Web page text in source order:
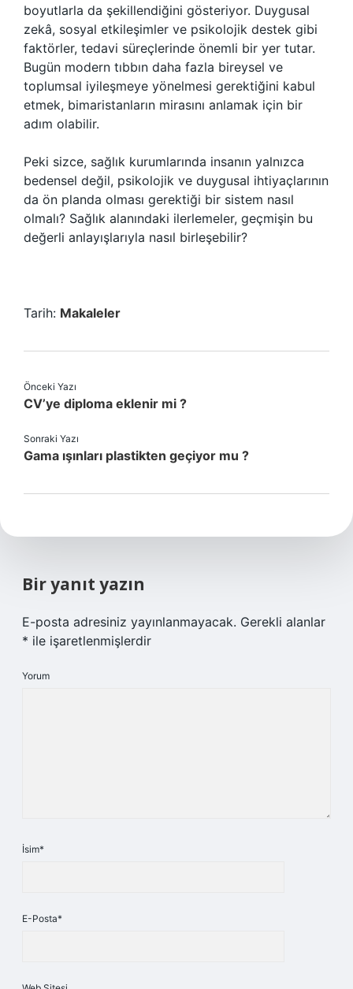
boyutlarla da şekillendiğini gösteriyor. Duygusal
zekâ, sosyal etkileşimler ve psikolojik destek gibi
faktörler, tedavi süreçlerinde önemli bir yer tutar.
Bugün modern tıbbın daha fazla bireysel ve
toplumsal iyileşmeye yönelmesi gerektiğini kabul
etmek, bimaristanların mirasını anlamak için bir
adım olabilir.
Peki sizce, sağlık kurumlarında insanın yalnızca
bedensel değil, psikolojik ve duygusal ihtiyaçlarının
da ön planda olması gerektiği bir sistem nasıl
olmalı? Sağlık alanındaki ilerlemeler, geçmişin bu
değerli anlayışlarıyla nasıl birleşebilir?
Tarih: Makaleler
Önceki Yazı
CV’ye diploma eklenir mi ?
Sonraki Yazı
Gama ışınları plastikten geçiyor mu ?
Bir yanıt yazın
E-posta adresiniz yayınlanmayacak. Gerekli alanlar
* ile işaretlenmişlerdir
Yorum
İsim*
E-Posta*